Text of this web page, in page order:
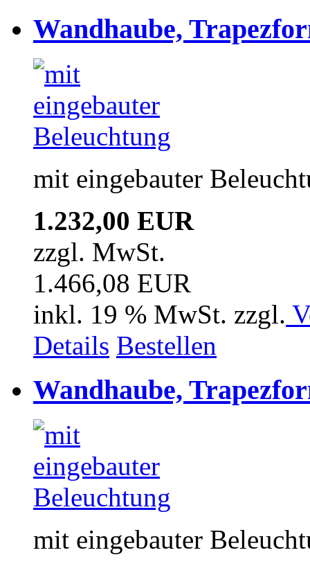
Wandhaube,
mit eingebauter
1.232,00 EUR
zzgl. MwSt.
1.466,08 EUR
inkl. 19 % MwSt. zzgl.
Details Bestellen
Wandhaube,
mit eingebauter